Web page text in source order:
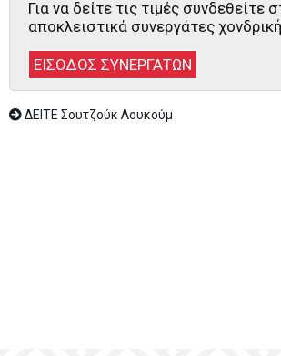
Για να δείτε τις τιμές
αποκλειστικά συνεργάτες
ΕΙΣΟΔΟΣ ΣΥΝΕΡΓΑΤΩΝ
ΔΕΙΤΕ Σουτζούκ Λουκούμ